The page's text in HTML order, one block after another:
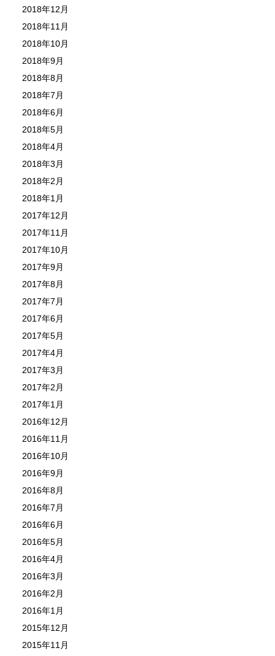
2018年12月
2018年11月
2018年10月
2018年9月
2018年8月
2018年7月
2018年6月
2018年5月
2018年4月
2018年3月
2018年2月
2018年1月
2017年12月
2017年11月
2017年10月
2017年9月
2017年8月
2017年7月
2017年6月
2017年5月
2017年4月
2017年3月
2017年2月
2017年1月
2016年12月
2016年11月
2016年10月
2016年9月
2016年8月
2016年7月
2016年6月
2016年5月
2016年4月
2016年3月
2016年2月
2016年1月
2015年12月
2015年11月